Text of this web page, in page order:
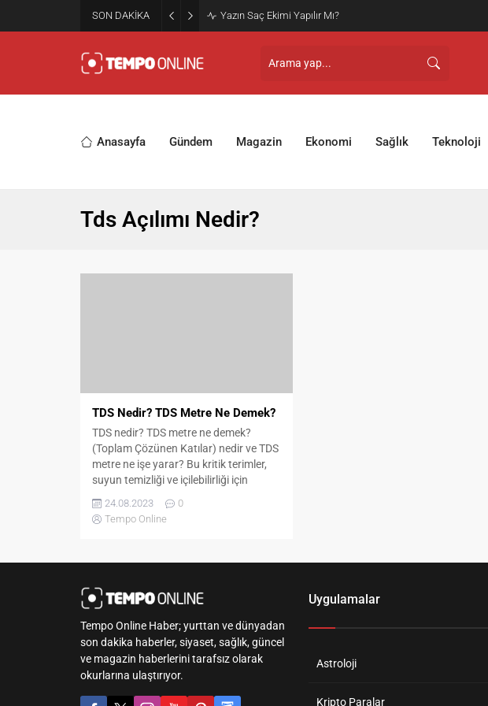
SON DAKİKA Yazın Saç Ekimi Yapılır Mı?
Anasayfa Gündem Magazin Ekonomi Sağlık Teknoloji
Tds Açılımı Nedir?
TDS Nedir? TDS Metre Ne Demek?
TDS nedir? TDS metre ne demek?
(Toplam Çözünen Katılar) nedir ve TDS
metre ne işe yarar? Bu kritik terimler,
suyun temizliği ve içilebilirliği için
katı maddelerin ölçümü hakkında daha
fazla bilgi için haberimizi okumaya
24.08.2023
0
Tempo Online
Tempo Online Haber; yurttan ve dünyadan
son dakika haberler, siyaset, sağlık, güncel
ve magazin haberlerini tarafsız olarak
okurlarına ulaştırıyor.
Uygulamalar
Astroloji
Kripto Paralar